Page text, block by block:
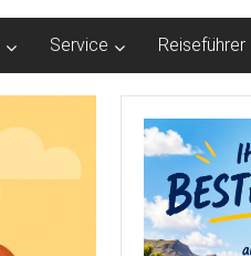
Service Reiseführer